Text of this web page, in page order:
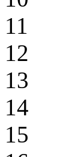
11
12
13
14
15